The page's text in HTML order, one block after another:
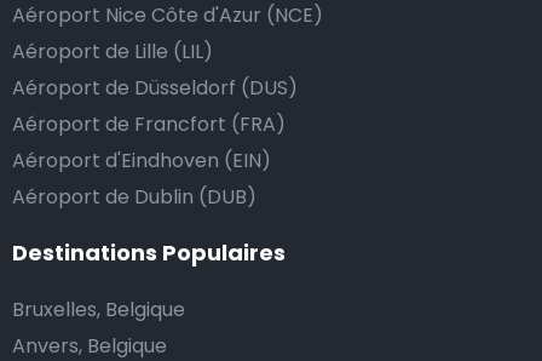
Aéroport Nice Côte d'Azur (NCE)
Aéroport de Lille (LIL)
Aéroport de Düsseldorf (DUS)
Aéroport de Francfort (FRA)
Aéroport d'Eindhoven (EIN)
Aéroport de Dublin (DUB)
Destinations Populaires
Bruxelles, Belgique
Anvers, Belgique